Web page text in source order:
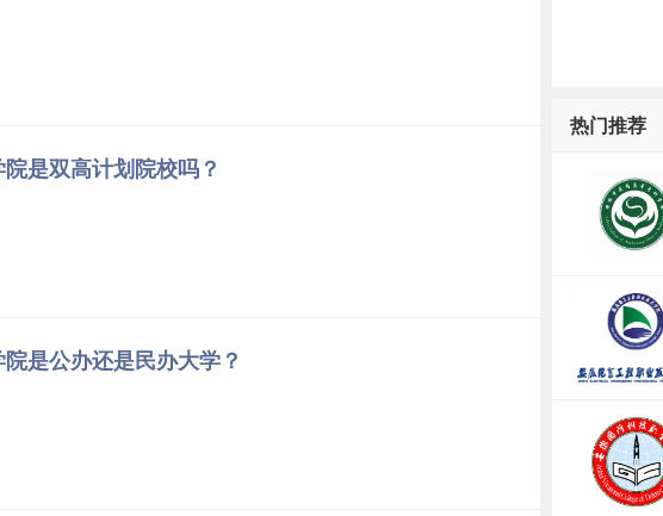
：https://zjb.cua.edu.cn/2022/0106/c689a26024/page.htm
是双高计划院校吗？
是公办还是民办大学？
热门推荐